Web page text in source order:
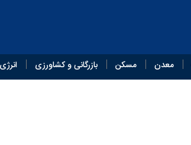
معدن مسکن بازرگانی و کشاورزی انرژی